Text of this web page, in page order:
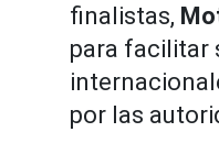
finalistas,
para facilitar
por las